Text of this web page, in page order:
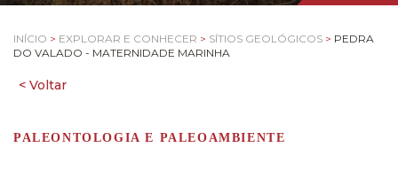
INÍCIO > EXPLORAR E CONHECER > SÍTIOS GEOLÓGICOS > PEDRA
DO VALADO - MATERNIDADE MARINHA
PALEONTOLOGIA E PALEOAMBIENTE